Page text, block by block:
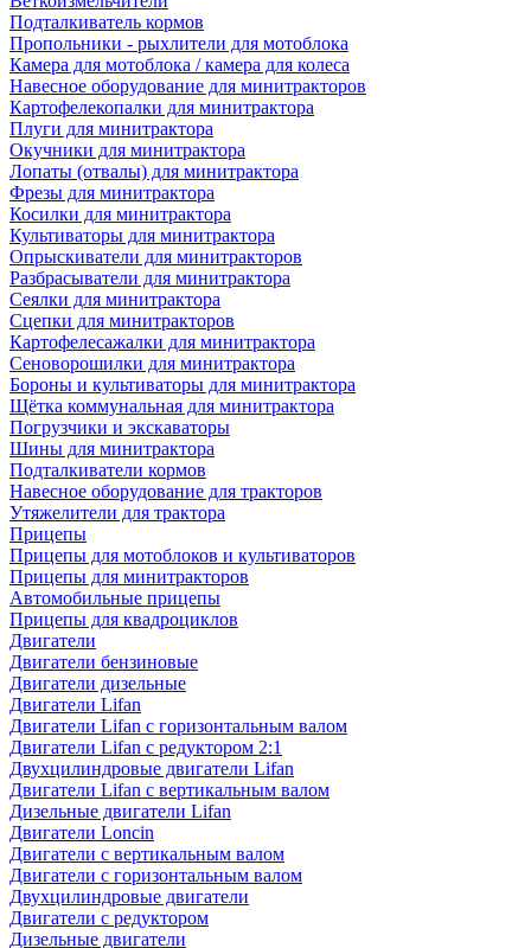
Подталкиватель кормов
Пропольники - рыхлители для мотоблока
Камера для мотоблока / камера для колеса
Навесное оборудование для минитракторов
Картофелекопалки для минитрактора
Плуги для минитрактора
Окучники для минитрактора
Лопаты (отвалы) для минитрактора
Фрезы для минитрактора
Косилки для минитрактора
Культиваторы для минитрактора
Опрыскиватели для минитракторов
Разбрасыватели для минитрактора
Сеялки для минитрактора
Сцепки для минитракторов
Картофелесажалки для минитрактора
Сеноворошилки для минитрактора
Бороны и культиваторы для минитрактора
Щётка коммунальная для минитрактора
Погрузчики и экскаваторы
Шины для минитрактора
Подталкиватели кормов
Навесное оборудование для тракторов
Утяжелители для трактора
Прицепы
Прицепы для мотоблоков и культиваторов
Прицепы для минитракторов
Автомобильные прицепы
Прицепы для квадроциклов
Двигатели
Двигатели бензиновые
Двигатели дизельные
Двигатели Lifan
Двигатели Lifan с горизонтальным валом
Двигатели Lifan с редуктором 2:1
Двухцилиндровые двигатели Lifan
Двигатели Lifan с вертикальным валом
Дизельные двигатели Lifan
Двигатели Loncin
Двигатели с вертикальным валом
Двигатели с горизонтальным валом
Двухцилиндровые двигатели
Двигатели с редуктором
Дизельные двигатели